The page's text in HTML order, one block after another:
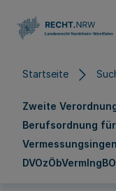
Startseite
Zweite
Berufsordnung